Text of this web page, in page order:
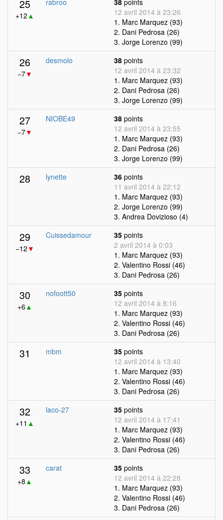
25
+12 ▲
rabroo 38 points
12 avril 2014 à 23:26
1. Marc Marquez (93)
2. Dani Pedrosa (26)
3. Jorge Lorenzo (99)
26
−7▼
desmolo 38 points
12 avril 2014 à 23:32
1. Marc Marquez (93)
2. Dani Pedrosa (26)
3. Jorge Lorenzo (99)
27
−7▼
NIOBE49 38 points
12 avril 2014 à 23:55
1. Marc Marquez (93)
2. Dani Pedrosa (26)
3. Jorge Lorenzo (99)
28 lynette 36 points
11 avril 2014 à 22:12
1. Marc Marquez (93)
2. Jorge Lorenzo (99)
3. Andrea Dovizioso (4)
29
−12 ▼
Cuissedamour 35 points
2 avril 2014 à 0:03
1. Marc Marquez (93)
2. Valentino Rossi (46)
3. Dani Pedrosa (26)
30
+6▲
nofoott50 35 points
12 avril 2014 à 8:16
1. Marc Marquez (93)
2. Valentino Rossi (46)
3. Dani Pedrosa (26)
31 mbm 35 points
12 avril 2014 à 13:40
1. Marc Marquez (93)
2. Valentino Rossi (46)
3. Dani Pedrosa (26)
32
+11 ▲
laco-27 35 points
12 avril 2014 à 17:41
1. Marc Marquez (93)
2. Valentino Rossi (46)
3. Dani Pedrosa (26)
33
+8 ▲
carat 35 points
12 avril 2014 à 22:28
1. Marc Marquez (93)
2. Valentino Rossi (46)
3. Dani Pedrosa (26)